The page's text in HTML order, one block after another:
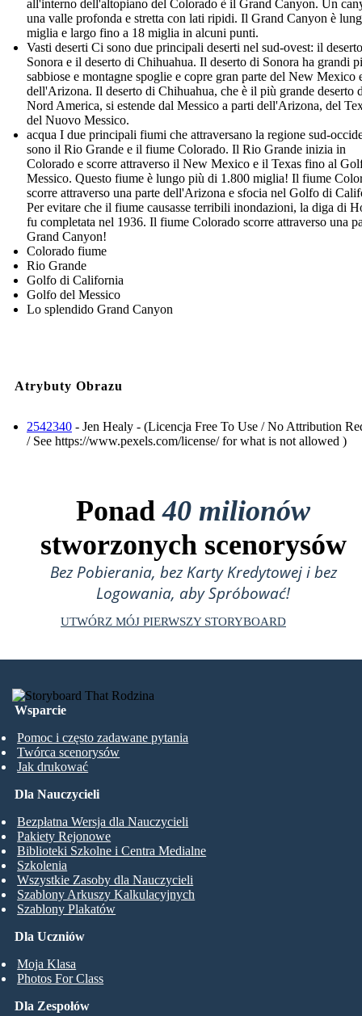
all'interno dell'altopiano del Colorado è il Grand Canyon. Un
una valle profonda e stretta con lati ripidi. Il Grand Canyon è
miglia e largo fino a 18 miglia in alcuni punti.
Vasti deserti Ci sono due principali deserti nel sud-ovest: il
Sonora e il deserto di Chihuahua. Il deserto di Sonora ha grandi
sabbiose e montagne spoglie e copre gran parte del New Mexico
dell'Arizona. Il deserto di Chihuahua, che è il più grande deserto
Nord America, si estende dal Messico a parti dell'Arizona, del
del Nuovo Messico.
acqua I due principali fiumi che attraversano la regione sud-
sono il Rio Grande e il fiume Colorado. Il Rio Grande inizia in
Colorado e scorre attraverso il New Mexico e il Texas fino al
Messico. Questo fiume è lungo più di 1.800 miglia! Il fiume
scorre attraverso una parte dell'Arizona e sfocia nel Golfo di
Per evitare che il fiume causasse terribili inondazioni, la diga di
fu completata nel 1936. Il fiume Colorado scorre attraverso una
Grand Canyon!
Colorado fiume
Rio Grande
Golfo di California
Golfo del Messico
Lo splendido Grand Canyon
Atrybuty Obrazu
2542340 - Jen Healy - (Licencja Free To Use / No Attribution
/ See https://www.pexels.com/license/ for what is not allowed )
Ponad40 milionów
stworzonych scenorysów
Bez Pobierania, bez Karty Kredytowej i bez
Logowania, aby Spróbować!
UTWÓRZ MÓJ PIERWSZY STORYBOARD
Wsparcie
Pomoc i często zadawane pytania
Twórca scenorysów
Jak drukować
Dla Uczniów
Moja Klasa
Photos For Class
Dla Nauczycieli
Bezpłatna Wersja dla Nauczycieli
Pakiety Rejonowe
Biblioteki Szkolne i Centra Medialne
Szkolenia
Wszystkie Zasoby dla Nauczycieli
Szablony Arkuszy Kalkulacyjnych
Szablony Plakatów
Dla Zespołów